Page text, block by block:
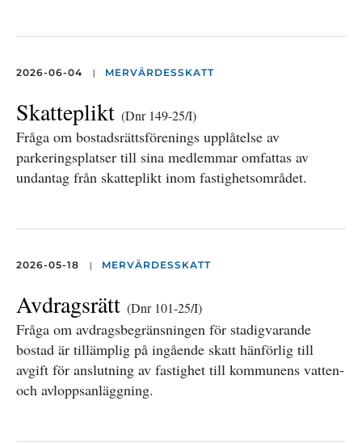
2026-06-04 | MERVÄRDESSKATT
Skatteplikt (Dnr 149-25/I)
Fråga om bostadsrättsförenings upplåtelse av
parkeringsplatser till sina medlemmar omfattas av
undantag från skatteplikt inom fastighetsområdet.
2026-05-18 | MERVÄRDESSKATT
Avdragsrätt (Dnr 101-25/I)
Fråga om avdragsbegränsningen för stadigvarande
bostad är tillämplig på ingående skatt hänförlig till
avgift för anslutning av fastighet till kommunens vatten-
och avloppsanläggning.